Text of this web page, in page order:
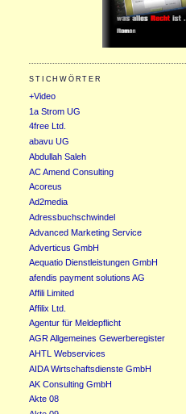
STICHWÖRTER
+Video
1a Strom UG
4free Ltd.
abavu UG
Abdullah Saleh
AC Amend Consulting
Acoreus
Ad2media
Adressbuchschwindel
Advanced Marketing Service
Adverticus GmbH
Aequatio Dienstleistungen GmbH
afendis payment solutions AG
Affili Limited
Affilix Ltd.
Agentur für Meldepflicht
AGR Allgemeines Gewerberegister
AHTL Webservices
AIDA Wirtschaftsdienste GmbH
AK Consulting GmbH
Akte 08